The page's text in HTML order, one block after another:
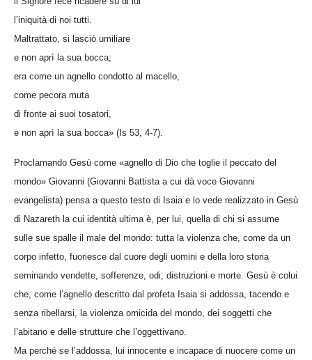
l’iniquità di noi tutti.
Maltrattato, si lasciò umiliare
e non aprì la sua bocca;
era come un agnello condotto al macello,
come pecora muta
di fronte ai suoi tosatori,
e non aprì la sua bocca» (Is 53, 4-7).
Proclamando Gesù come «agnello di Dio che toglie il peccato del
mondo» Giovanni (Giovanni Battista a cui dà voce Giovanni
evangelista) pensa a questo testo di Isaia e lo vede realizzato in Gesù
di Nazareth la cui identità ultima è, per lui, quella di chi si assume
sulle sue spalle il male del mondo: tutta la violenza che, come da un
corpo infetto, fuoriesce dal cuore degli uomini e della loro storia
seminando vendette, sofferenze, odi, distruzioni e morte. Gesù è colui
che, come l’agnello descritto dal profeta Isaia si addossa, tacendo e
senza ribellarsi, la violenza omicida del mondo, dei soggetti che
l’abitano e delle strutture che l’oggettivano.
Ma perché se l’addossa, lui innocente e incapace di nuocere come un